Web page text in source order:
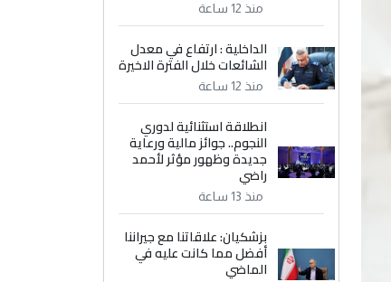
منذ 12 ساعة
الداخلية : ارتفاع في معدل
الشائعات خلال الفترة الاخيرة
منذ 12 ساعة
انطلاقة استثنائية لدوري
النجوم.. جوائز مالية ورعاية
جديدة وظهور مؤثر لأحمد
راضي
منذ 13 ساعة
بزشكيان: علاقاتنا مع جيراننا
أفضل مما كانت عليه في
الماضي